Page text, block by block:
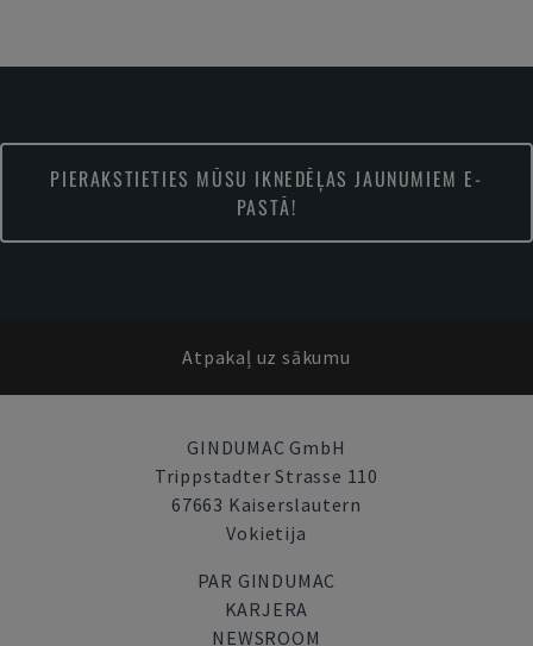
PIERAKSTIETIES MŪSU IKNEDĒĻAS JAUNUMIEM E-
PASTĀ!
Atpakaļ uz sākumu
GINDUMAC GmbH
Trippstadter Strasse 110
67663 Kaiserslautern
Vokietija
PAR GINDUMAC
KARJERA
NEWSROOM